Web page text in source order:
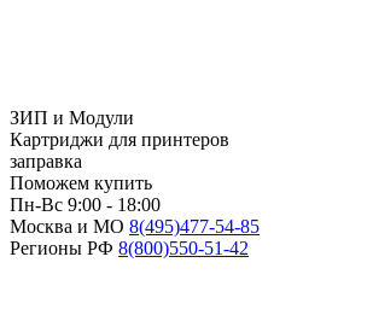
ЗИП и Модули
Картриджи для принтеров
заправка
Поможем купить
Пн-Вс 9:00 - 18:00
Москва и МО 8(495)477-54-85
Регионы РФ 8(800)550-51-42